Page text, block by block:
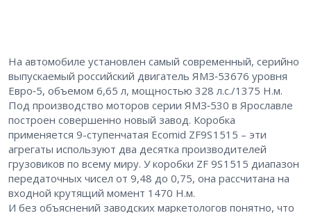
На автомобиле установлен самый современный, серийно
выпускаемый российский двигатель ЯМЗ‑53676 уровня
Евро‑5, объемом 6,65 л, мощностью 328 л.с./1375 Н.м.
Под производство моторов серии ЯМЗ‑530 в Ярославле
построен совершенно новый завод. Коробка
применяется 9-ступенчатая Ecomid ZF9S 1515 – ​эти
агрегаты используют два десятка производителей
грузовиков по всему миру. У коробки ZF 9S 1515 диапазон
передаточных чисел от 9,48 до 0,75, она рассчитана на
входной крутящий момент 1470 Н.м.
И без объяснений заводских маркетологов понятно, что